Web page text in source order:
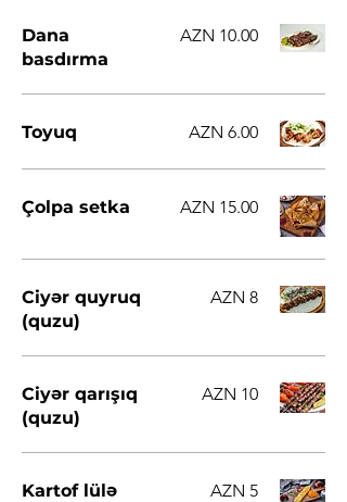
Dana
basdırma
AZN 10.00
Toyuq AZN 6.00
Çolpa setka AZN 15.00
Ciyər quyruq
(quzu)
AZN 8
Ciyər qarışıq
(quzu)
AZN 10
Kartof lülə AZN 5